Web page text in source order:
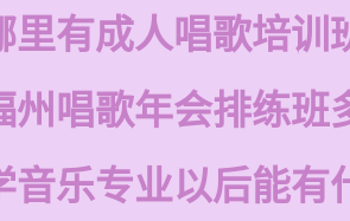
里有成人唱歌培训
州唱歌年会排练班
音乐专业以后能有